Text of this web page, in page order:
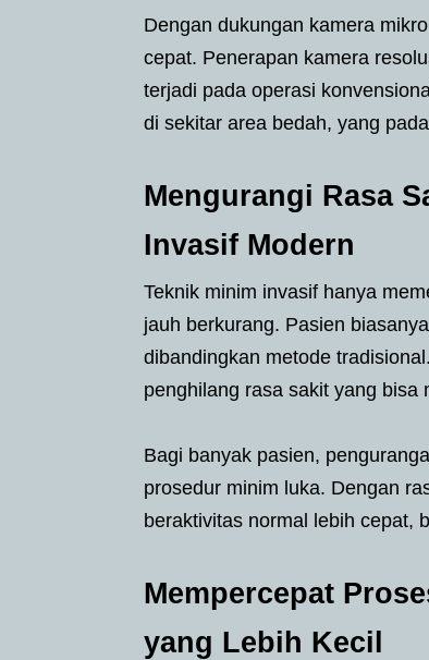
Dengan dukungan kamera
cepat. Penerapan kamera
terjadi pada operasi
di sekitar area bedah, yang
Mengurangi Rasa
Invasif Modern
Teknik minim invasif hanya
jauh berkurang. Pasien
dibandingkan metode
penghilang rasa sakit yang bisa
Bagi banyak pasien,
prosedur minim luka. Dengan
beraktivitas normal lebih cepat,
Mempercepat
yang Lebih Kecil